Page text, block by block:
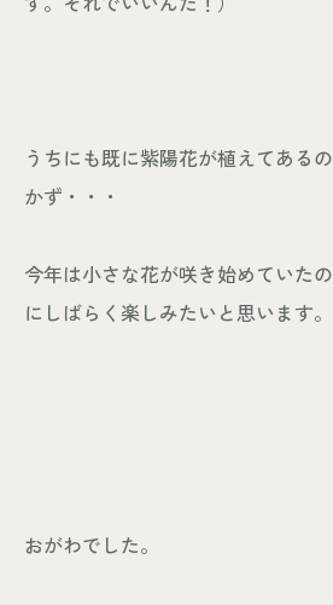
うちにも既に紫陽花が植えてある
かず・・・
今年は小さな花が咲き始めていた
にしばらく楽しみたいと思います。
おがわでした。